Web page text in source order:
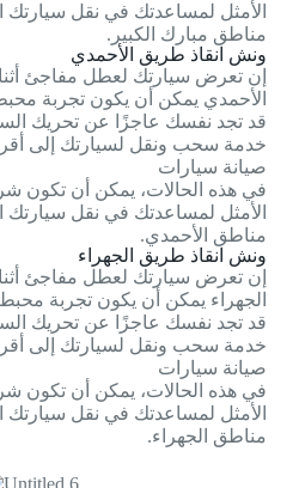
الأمثل لمساعدتك في نقل سيارتك
مناطق مبارك الكبير.
ونش انقاذ طريق الأحمدي
إن تعرض سيارتك لعطل مفاجئ
الأحمدي يمكن أن يكون تجربة
قد تجد نفسك عاجزًا عن تحريك
خدمة سحب ونقل لسيارتك إلى
صيانة سيارات
الأمثل لمساعدتك في نقل سيارتك
مناطق الأحمدي.
ونش انقاذ طريق الجهراء
إن تعرض سيارتك لعطل مفاجئ
الجهراء يمكن أن يكون تجربة
قد تجد نفسك عاجزًا عن تحريك
خدمة سحب ونقل لسيارتك إلى
صيانة سيارات
الأمثل لمساعدتك في نقل سيارتك
مناطق الجهراء.